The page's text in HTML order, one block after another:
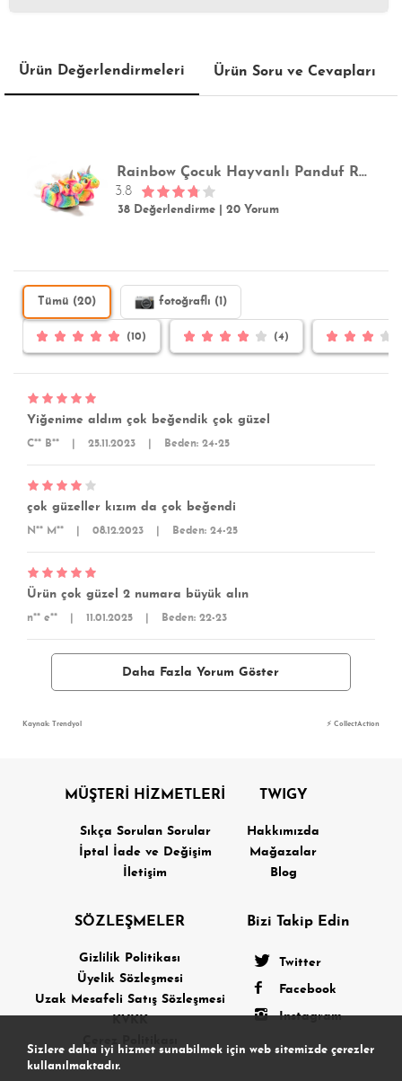
Ürün Değerlendirmeleri Ürün Soru ve Cevapları
Rainbow Çocuk Hayvanlı Panduf Renkli 22/29
3.8
38 Değerlendirme 20 Yorum
Tümü (20) fotoğraflı (1)
(10) (4)
Yiğenime aldım çok beğendik çok güzel
C** B** 25.11.2023 Beden: 24-25
çok güzeller kızım da çok beğendi
N** M** 08.12.2023 Beden: 24-25
Ürün çok güzel 2 numara büyük alın
n** e** 11.01.2025 Beden: 22-23
Daha Fazla Yorum Göster
Kaynak: Trendyol ⚡ CollectAction
MÜŞTERİ HİZMETLERİ
Sıkça Sorulan Sorular
İptal İade ve Değişim
İletişim
TWIGY
Hakkımızda
Mağazalar
Blog
SÖZLEŞMELER
Gizlilik Politikası
Üyelik Sözleşmesi
Uzak Mesafeli Satış Sözleşmesi
Çerez Politikası
Bizi Takip Edin
Twitter
Facebook
Instagram
Sizlere daha iyi hizmet sunabilmek için web sitemizde çerezler
kullanılmaktadır.